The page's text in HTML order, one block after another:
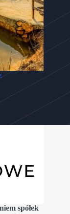
spółek